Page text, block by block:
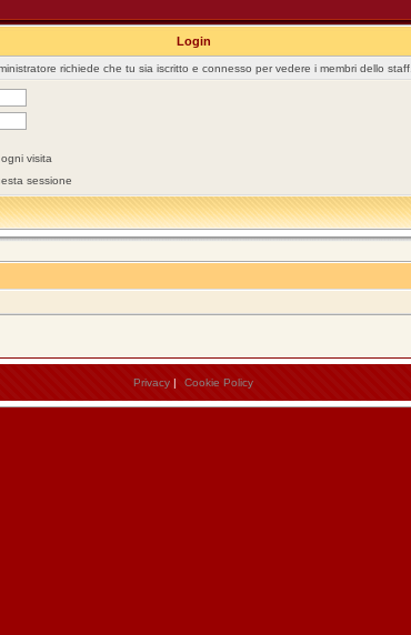
Login
richiede che tu sia iscritto e connesso per vedere i membri dello staff.
visita
sessione
Privacy | Cookie Policy